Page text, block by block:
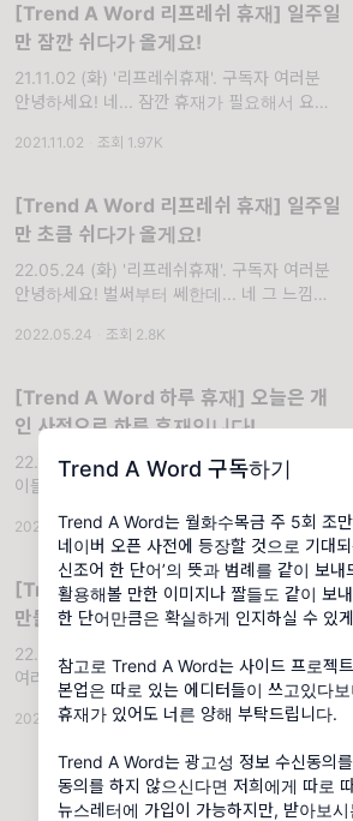
Trend A Word 구독하기
Trend A Word는 월화수목금 주 5회 조
네이버 오픈 사전에 등장할 것으로 기대되
신조어 한 단어’의 뜻과 범례를 같이 보내
활용해볼 만한 이미지나 짤들도 같이 보
한 단어만큼은 확실하게 인지하실 수 있
참고로 Trend A Word는 사이드 프로젝
본업은 따로 있는 에디터들이 쓰고있다
휴재가 있어도 너른 양해 부탁드립니다.
Trend A Word는 광고성 정보 수신동의
동의를 하지 않으신다면 저희에게 따로
뉴스레터에 가입이 가능하지만, 받아보
[Trend A Word 리프레쉬 휴재] 일주일
만 잠깐 쉬다가 올게요!
21.11.02 (화) '리프레쉬휴재'. 구독자 여러분
안녕하세요! 네... 잠깐 휴재가 필요해서 요렇게
2~3달에 한 번씩 지치는 시기가 오는 것 같아
2021.11.02 조회 1.97K
[Trend A Word 리프레쉬 휴재] 일주일
만 초큼 쉬다가 올게요!
22.05.24 (화) '리프레쉬휴재'. 구독자 여러분
안녕하세요! 벌써부터 쎄한데... 네 그 느낌이
고 해요...! 지난 한 주간 너무 바빴는데요...! 이
2022.05.24 조회 2.8K
[Trend A Word 하루 휴재] 오늘은 개
인 사정으로 하루 휴재입니다!
22.10.06 (목) '하루 휴재'. 안녕하세요 트집쟁
이들, 에디터 김테드입니다. 와 이번 주 진짜 너
무 빡세네요! 너무나도 죄송하지만... 오늘은 하
루 휴재를 쓰겠습니다. 현생으로 지쳐서요... ㅠ
_ㅠ 오랜만에 휴재
2022.10.06 · 조회 3.39K
[Trend A Word 하루 휴재] 신조어가
만들어지는 중입니다! 다음 시간에 만나
요~!
22.08.04 (목) '하루 휴재'. 안녕하세요 구독자
여러분...! 오늘은 네 오랜만에 휴재입니다. 분
명 오늘 아침 7시부터 리서치를 했는데 말이죠.
딱히 컨텐츠로 다룰만한 신조어가 안보이네
2022.08.04 · 조회 3.22K